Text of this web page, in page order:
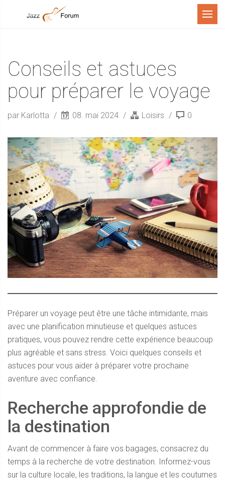
Menu
Conseils et astuces
pour préparer le voyage
par Karlotta 08. mai 2024 Loisirs 0
Préparer un voyage peut être une tâche intimidante, mais
avec une planification minutieuse et quelques astuces
pratiques, vous pouvez rendre cette expérience beaucoup
plus agréable et sans stress. Voici quelques conseils et
astuces pour vous aider à préparer votre prochaine
aventure avec confiance.
Recherche approfondie de
la destination
Avant de commencer à faire vos bagages, consacrez du
temps à la recherche de votre destination. Informez-vous
sur la culture locale, les traditions, la langue et les coutumes